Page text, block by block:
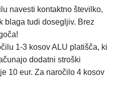
navesti kontaktno številko,
blaga tudi dosegljiv. Brez
1-3 kosov ALU platišča, ki
dodatni stroški
10 eur. Za naročilo 4 kosov